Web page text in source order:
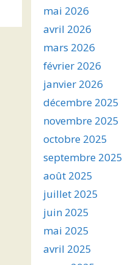
mai 2026
avril 2026
mars 2026
février 2026
janvier 2026
décembre 2025
novembre 2025
octobre 2025
septembre 2025
août 2025
juillet 2025
juin 2025
mai 2025
avril 2025